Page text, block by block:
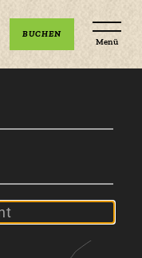
BUCHEN
Menü
Veranstaltungen